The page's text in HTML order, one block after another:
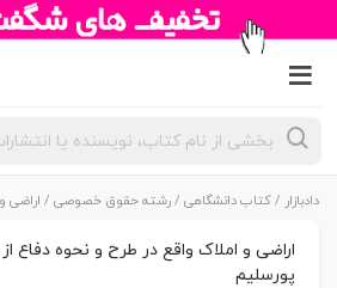
جستجوی
محصولات
دادبازار /کتاب دانشگاهی /رشته حقوق خصوصی / اراضی
اراضی و املاک واقع در طرح و نحوه دفاع
پورسلیم